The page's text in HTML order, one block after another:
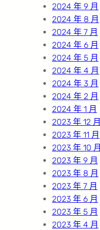
2024 年 9 月
2024 年 8 月
2024 年 7 月
2024 年 6 月
2024 年 5 月
2024 年 4 月
2024 年 3 月
2024 年 2 月
2024 年 1 月
2023 年 12 月
2023 年 11 月
2023 年 10 月
2023 年 9 月
2023 年 8 月
2023 年 7 月
2023 年 6 月
2023 年 5 月
2023 年 4 月